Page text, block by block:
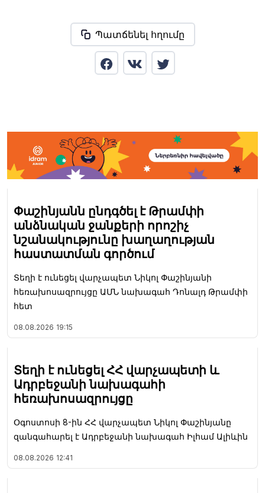
Պատճենել հղումը
Փաշինյանն ընդգծել է Թրամփի
անձնական ջանքերի որոշիչ
նշանակությունը խաղաղության
հաստատման գործում
Տեղի է ունեցել վարչապետ Նիկոլ Փաշինյանի
հեռախոսազրույցը ԱՄՆ նախագահ Դոնալդ Թրամփի
հետ
08.08.2026 19:15
Տեղի է ունեցել ՀՀ վարչապետի և
Ադրբեջանի նախագահի
հեռախոսազրույցը
Օգոստոսի 8-ին ՀՀ վարչապետ Նիկոլ Փաշինյանը
զանգահարել է Ադրբեջանի նախագահ Իլհամ Ալիևին
08.08.2026 12:41